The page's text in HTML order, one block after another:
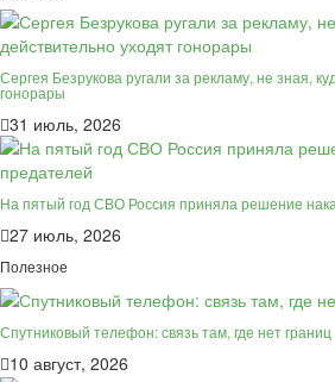
Сергея Безрукова ругали за рекламу, не зная,
гонорары
31 июль, 2026
На пятый год СВО Россия приняла решение
27 июль, 2026
Полезное
Спутниковый телефон: связь там, где нет границ
10 август, 2026